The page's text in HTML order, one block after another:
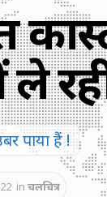
पाया हैं !
in चलचित्र